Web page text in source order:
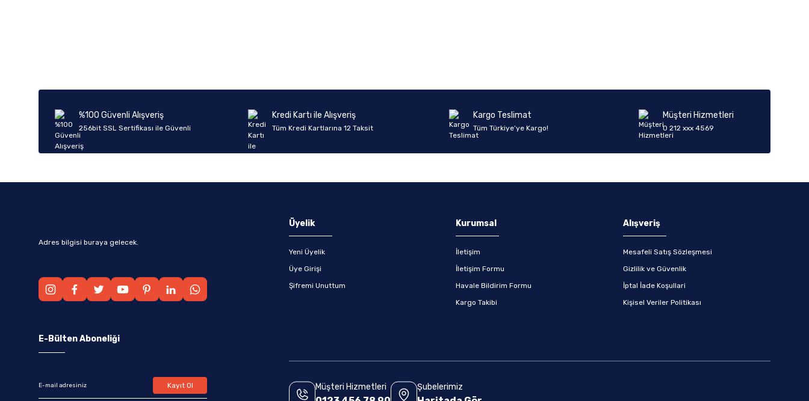
Ürün fiyatı diğer sitelerden daha pahalı.
Bu ürüne benzer farklı alternatifler olmalı.
%100 Güvenli Alışveriş
256bit SSL Sertifikası ile Güvenli
Kredi Kartı ile Alışveriş
Tüm Kredi Kartlarına 12 Taksit
Kargo Teslimat
Tüm Türkiye’ye Kargo!
Müşteri Hizmetleri
0 212 xxx 4569
Adres bilgisi buraya gelecek.
Üyelik
Yeni Üyelik
Üye Girişi
Şifremi Unuttum
Kurumsal
İletişim
İletişim Formu
Havale Bildirim Formu
Kargo Takibi
Alışveriş
Mesafeli Satış Sözleşmesi
Gizlilik ve Güvenlik
İptal İade Koşullari
Kişisel Veriler Politikası
E-Bülten Aboneliği
Kayıt Ol Müşteri Hizmetleri Şubelerimiz